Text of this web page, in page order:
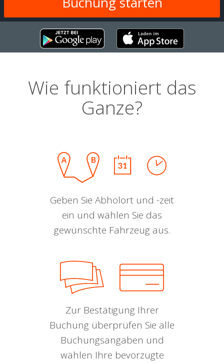
Wie funktioniert das
Ganze?
Geben Sie Abholort und -zeit
ein und wählen Sie das
gewünschte Fahrzeug aus.
Zur Bestätigung Ihrer
Buchung überprüfen Sie alle
Buchungsangaben und
wählen Ihre bevorzugte